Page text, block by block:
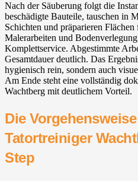
Nach der Säuberung folgt die
beschädigte Bauteile, tauschen in
Schichten und präparieren
Malerarbeiten und
Komplettservice. Abgestimmte
Gesamtdauer deutlich. Das
hygienisch rein, sondern auch
Am Ende steht eine vollständig
Wachtberg⁠ mit deutlichem Vorteil.
Die
Tatortreiniger
Step